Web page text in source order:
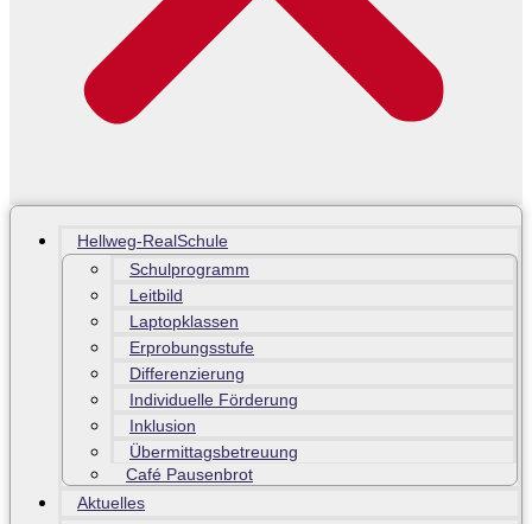
Hellweg-RealSchule
Schulprogramm
Leitbild
Laptopklassen
Erprobungsstufe
Differenzierung
Individuelle Förderung
Inklusion
Übermittagsbetreuung
Café Pausenbrot
Aktuelles